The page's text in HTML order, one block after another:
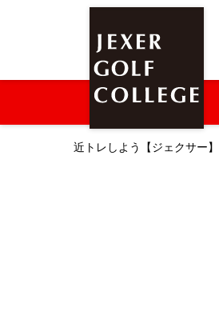
近トレしよう【ジェクサー】